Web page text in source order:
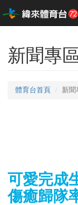
新聞專區
體育台首頁 新聞
可愛完成
傷癒歸隊